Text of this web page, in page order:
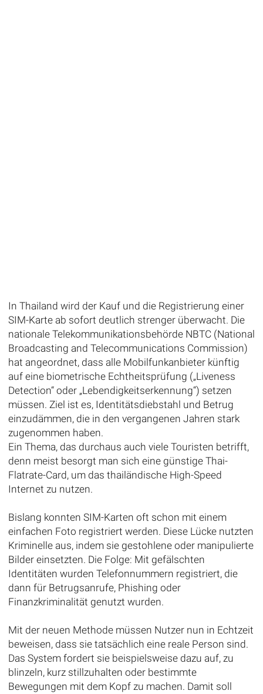
In Thailand wird der Kauf und die Registrierung einer
SIM-Karte ab sofort deutlich strenger überwacht. Die
nationale Telekommunikationsbehörde NBTC (National
Broadcasting and Telecommunications Commission)
hat angeordnet, dass alle Mobilfunkanbieter künftig
auf eine biometrische Echtheitsprüfung („Liveness
Detection“ oder „Lebendigkeitserkennung“) setzen
müssen. Ziel ist es, Identitätsdiebstahl und Betrug
einzudämmen, die in den vergangenen Jahren stark
zugenommen haben.
Ein Thema, das durchaus auch viele Touristen betrifft,
denn meist besorgt man sich eine günstige Thai-
Flatrate-Card, um das thailändische High-Speed
Internet zu nutzen.
Bislang konnten SIM-Karten oft schon mit einem
einfachen Foto registriert werden. Diese Lücke nutzten
Kriminelle aus, indem sie gestohlene oder manipulierte
Bilder einsetzten. Die Folge: Mit gefälschten
Identitäten wurden Telefonnummern registriert, die
dann für Betrugsanrufe, Phishing oder
Finanzkriminalität genutzt wurden.
Mit der neuen Methode müssen Nutzer nun in Echtzeit
beweisen, dass sie tatsächlich eine reale Person sind.
Das System fordert sie beispielsweise dazu auf, zu
blinzeln, kurz stillzuhalten oder bestimmte
Bewegungen mit dem Kopf zu machen. Damit soll